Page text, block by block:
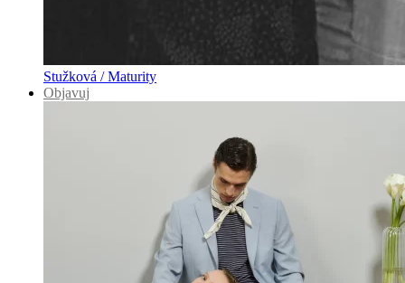
Stužková / Maturity
Objavuj